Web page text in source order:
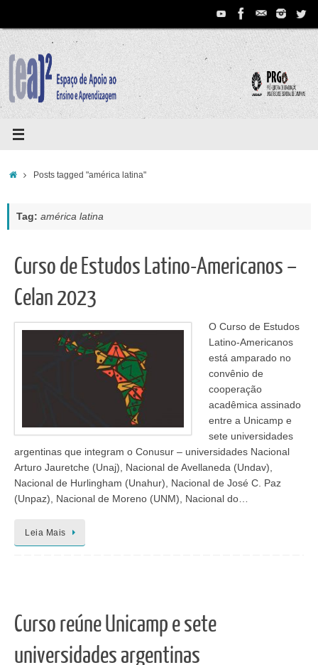
conteúdo
HomePosts tagged "américa latina"
Tag: américa latina
Curso de Estudos Latino-Americanos –
Celan 2023
O Curso de Estudos
Latino-Americanos
está amparado no
convênio de
cooperação
acadêmica assinado
entre a Unicamp e
sete universidades
argentinas que integram o Conusur – universidades Nacional
Arturo Jauretche (Unaj), Nacional de Avellaneda (Undav),
Nacional de Hurlingham (Unahur), Nacional de José C. Paz
(Unpaz), Nacional de Moreno (UNM), Nacional do…
Leia Mais
Curso reúne Unicamp e sete
universidades argentinas